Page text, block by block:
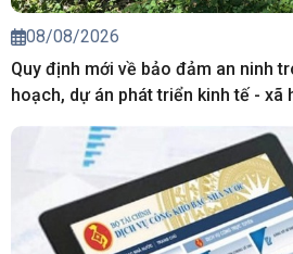
08/08/2026
Quy định mới về bảo đảm an ninh
hoạch, dự án phát triển kinh tế - xã